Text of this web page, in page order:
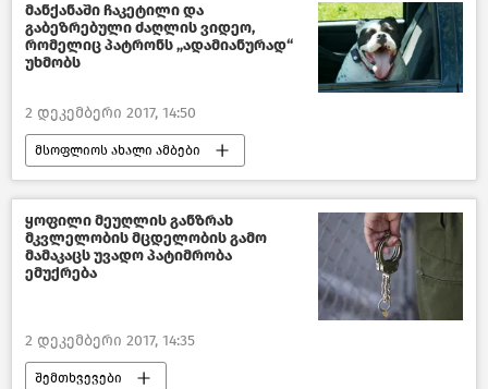
მანქანაში ჩაკეტილი და
გაბეზრებული ძაღლის ვიდეო,
რომელიც პატრონს „ადამიანურად“
უხმობს
2 დეკემბერი 2017, 14:50
მსოფლიოს ახალი ამბები
ჩვენ და ბუნება
ყოფილი მეუღლის განზრახ
მკვლელობის მცდელობის გამო
მამაკაცს უვადო პატიმრობა
ემუქრება
2 დეკემბერი 2017, 14:35
შემთხვევები